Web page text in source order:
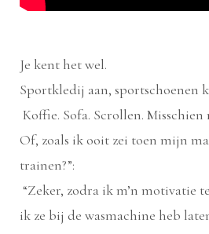
Je kent het wel.
Sportkledij aan, sportschoenen
Koffie. Sofa. Scrollen. Misschien
Of, zoals ik ooit zei toen mijn
trainen?”:
“Zeker, zodra ik m’n motivatie
ik ze bij de wasmachine heb